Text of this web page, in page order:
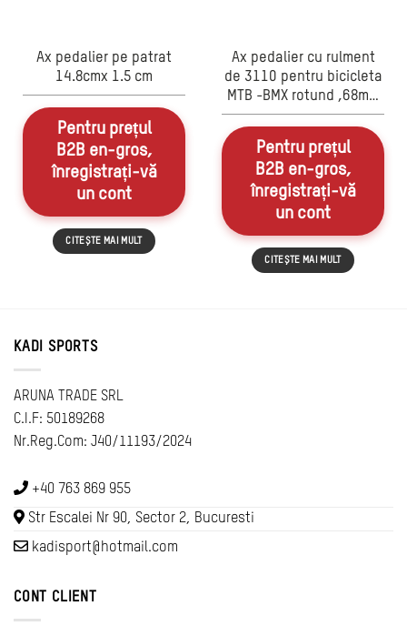
Ax pedalier pe patrat
14.8cmx 1.5 cm
Pentru prețul
B2B en-gros,
înregistrați-vă
un cont
CITEȘTE MAI MULT
Ax pedalier cu rulment
de 3110 pentru bicicleta
MTB -BMX rotund ,68mm
,37 x24T-l-142-R
Pentru prețul
B2B en-gros,
înregistrați-vă
un cont
CITEȘTE MAI MULT
KADI SPORTS
ARUNA TRADE SRL
C.I.F: 50189268
Nr.Reg.Com: J40/11193/2024
+40 763 869 955
Str Escalei Nr 90, Sector 2, Bucuresti
kadisport@hotmail.com
CONT CLIENT